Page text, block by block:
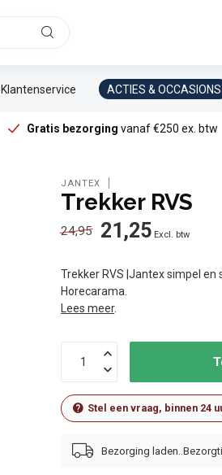
Klantenservice ACTIES & OCCASIONS
Gratis bezorging vanaf €250 ex. btw
JANTEX
Trekker RVS
24,95 21,25 Excl. btw
Trekker RVS |Jantex simpel en
Horecarama.
Lees meer.
Stel een vraag, binnen 24
Bezorging laden..